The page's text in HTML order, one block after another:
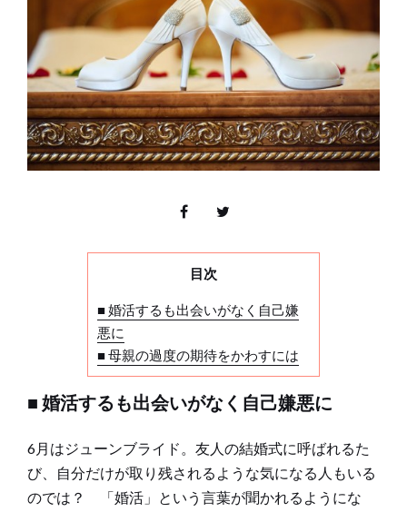
目次
■ 婚活するも出会いがなく自己嫌
悪に
■ 母親の過度の期待をかわすには
■ 婚活するも出会いがなく自己嫌悪に
6月はジューンブライド。友人の結婚式に呼ばれるた
び、自分だけが取り残されるような気になる人もいる
のでは？ 「婚活」という言葉が聞かれるようにな